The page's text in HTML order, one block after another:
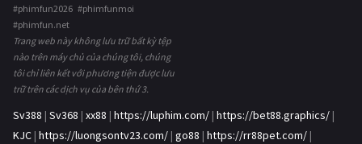
#phimfun2026 #phimfunmoi
#phimfun.net
Trang web này không lưu trữ bất kỳ tệp
nào trên máy chủ của chúng tôi, chúng
tôi chỉ liên kết với phương tiện được lưu
trữ trên các dịch vụ của bên thứ 3.
Sv388 | Sv368 | xx88 | https://luphim.com/ | https://bet88.graphics/ |
KJC | https://luongsontv23.com/ | go88 | https://rr88pet.com/ |